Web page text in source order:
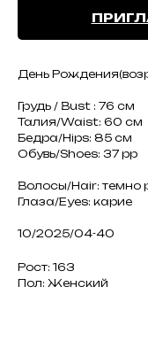
День
Грудь / Bust : 76 см
Талия/Waist: 60 см
Бедра/Hips: 85 см
Обувь/Shoes: 37 рр
Волосы/Hair: темно
Глаза/Eyes: карие
10/2025/04-40
Рост: 163
Пол: Женский